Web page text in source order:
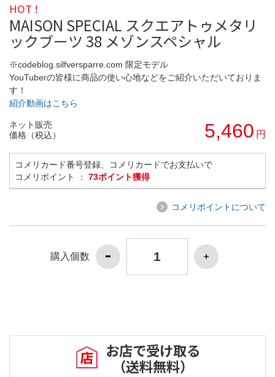
HOT !
MAISON SPECIAL スクエアトゥメタリ
ックブーツ 38 メゾンスペシャル
※codeblog.silfversparre.com 限定モデル
YouTuberの皆様に商品の使い心地などをご紹介いただいておりま
す！
紹介動画はこちら
ネット販売
価格（税込）
5,460 円
コメリカード番号登録、コメリカードでお支払いで
コメリポイント ： 73ポイント獲得
コメリポイントについて
購入個数
お店で受け取る
（送料無料）